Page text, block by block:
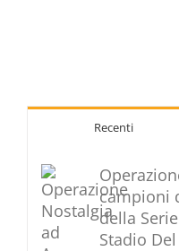
Recenti
campioni
della
Stadio